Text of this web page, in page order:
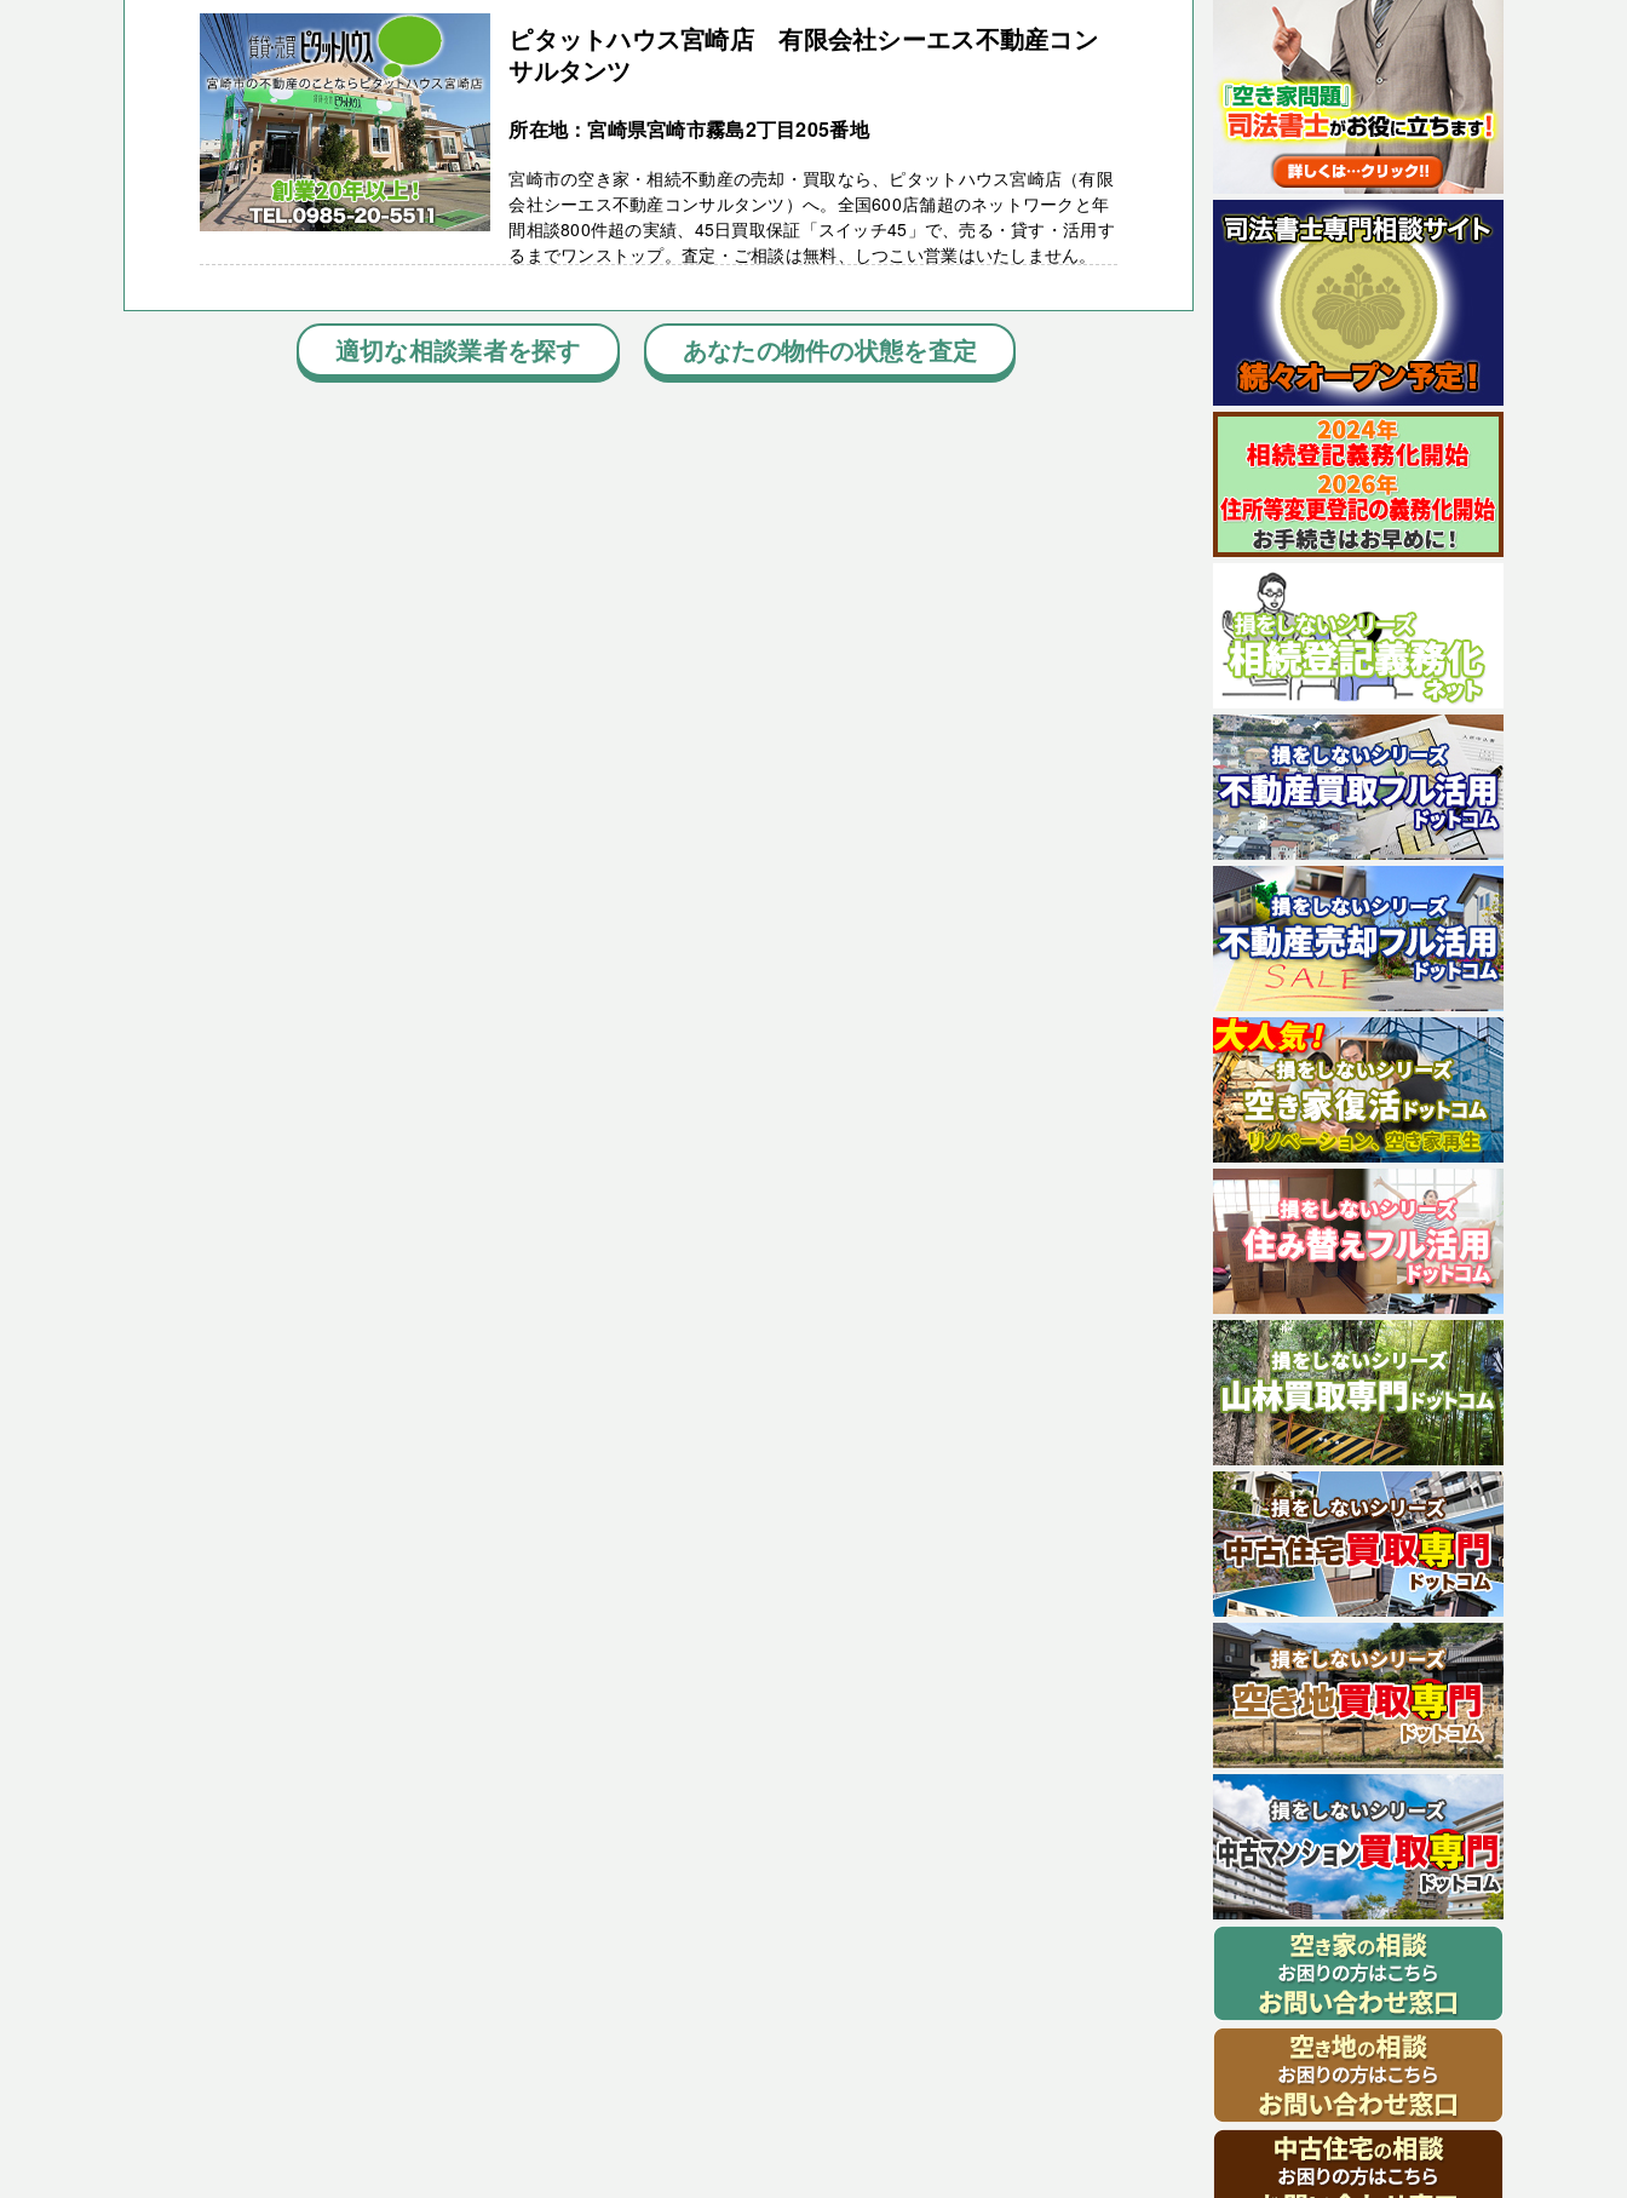
ピタットハウス宮崎店 有限会社シーエス不動産コン
サルタンツ
所在地：宮崎県宮崎市霧島2丁目205番地
宮崎市の空き家・相続不動産の売却・買取なら、ピタットハウス宮崎店（有限
会社シーエス不動産コンサルタンツ）へ。全国600店舗超のネットワークと年
間相談800件超の実績、45日買取保証「スイッチ45」で、売る・貸す・活用す
るまでワンストップ。査定・ご相談は無料、しつこい営業はいたしません。
適切な相談業者を探す あなたの物件の状態を査定